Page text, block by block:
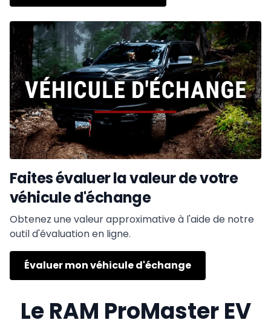
Faites évaluer la valeur de votre
véhicule d'échange
Obtenez une valeur approximative à l'aide de notre
outil d'évaluation en ligne.
Évaluer mon véhicule d'échange
Le RAM ProMaster EV